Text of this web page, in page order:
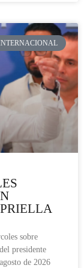
sobre
presidente
de 2026